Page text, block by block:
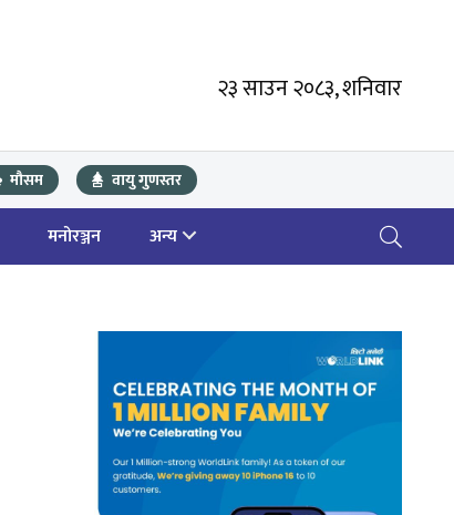
२३ साउन २०८३, शनिवार
मौसम वायु गुणस्तर
मनोरञ्जन अन्य